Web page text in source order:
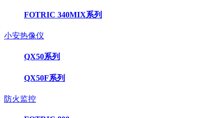
FOTRIC 340MIX系列
小安热像仪
QX50系列
QX50F系列
防火监控